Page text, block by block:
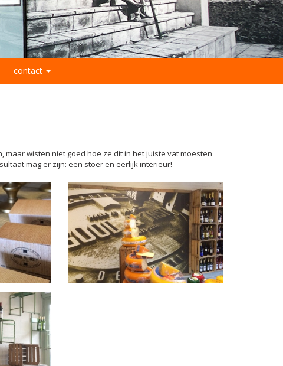
contact
wisten niet goed hoe ze dit in het juiste vat moesten
mag er zijn: een stoer en eerlijk interieur!